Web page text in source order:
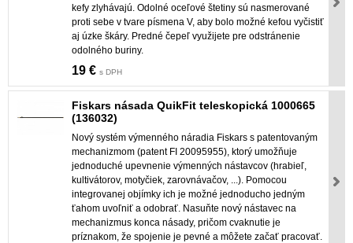
kefy zlyhávajú. Odolné oceľové štetiny sú nasmerované
proti sebe v tvare písmena V, aby bolo možné kefou vyčistiť
aj úzke škáry. Predné čepeľ využijete pre odstránenie
odolného buriny.
19 € s DPH
Fiskars násada QuikFit teleskopická 1000665
(136032)
Nový systém výmenného náradia Fiskars s patentovaným
mechanizmom (patent FI 20095955), ktorý umožňuje
jednoduché upevnenie výmenných nástavcov (hrabieľ,
kultivátorov, motyčiek, zarovnávačov, ...). Pomocou
integrovanej objímky ich je možné jednoducho jedným
ťahom uvoľniť a odobrať. Nasuňte nový nástavec na
mechanizmus konca násady, pričom cvaknutie je
príznakom, že spojenie je pevné a môžete začať pracovať.